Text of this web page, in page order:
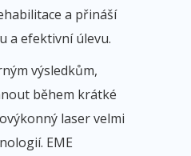
a přináší
a efektivní úlevu.
výsledkům,
během krátké
laser velmi
EME